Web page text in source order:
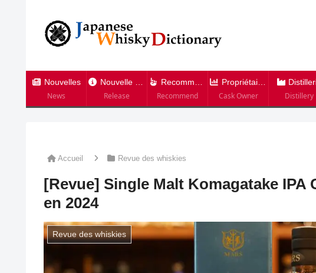
Nouvelles
News
Nouvelle version
Release
Recommandation
Recommend
Propriétaire de tonneau
Cask Owner Distillery
Accueil Revue des whiskies
[Revue] Single Malt Komagatake
en 2024
Revue des whiskies